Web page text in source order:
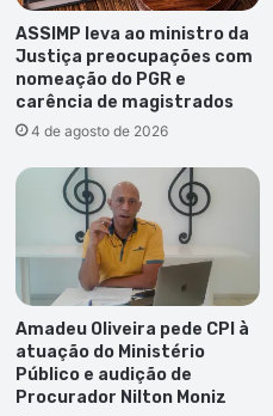
ASSIMP leva ao ministro da
Justiça preocupações com
nomeação do PGR e
carência de magistrados
4 de agosto de 2026
Amadeu Oliveira pede CPI à
atuação do Ministério
Público e audição de
Procurador Nilton Moniz